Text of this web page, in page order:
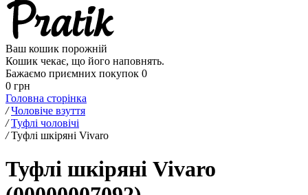
Ваш кошик порожній
Кошик чекає, що його наповнять.
Бажаємо приємних покупок 0
0 грн
Головна сторінка
/ Чоловіче взуття
/ Туфлі чоловічі
/ Туфлі шкіряні Vivaro
Туфлі шкіряні Vivaro